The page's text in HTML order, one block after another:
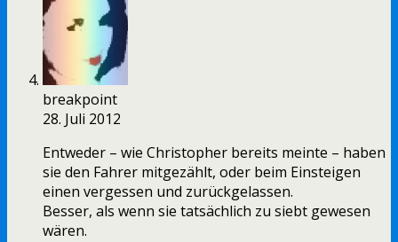
breakpoint
28. Juli 2012
Entweder – wie Christopher bereits meinte – haben
sie den Fahrer mitgezählt, oder beim Einsteigen
einen vergessen und zurückgelassen.
Besser, als wenn sie tatsächlich zu siebt gewesen
wären.